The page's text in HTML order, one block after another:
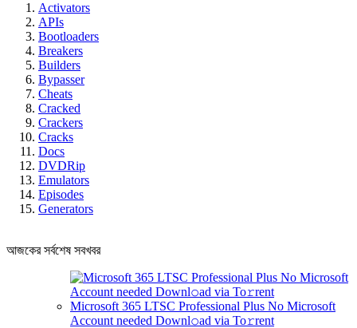
Activators
APIs
Bootloaders
Breakers
Builders
Bypasser
Cheats
Cracked
Crackers
Cracks
Docs
DVDRip
Emulators
Episodes
Generators
আজকের সর্বশেষ সবখবর
Microsoft 365 LTSC Professional Plus No Microsoft
Account needed Downl𝚘ad via To𝚛rent